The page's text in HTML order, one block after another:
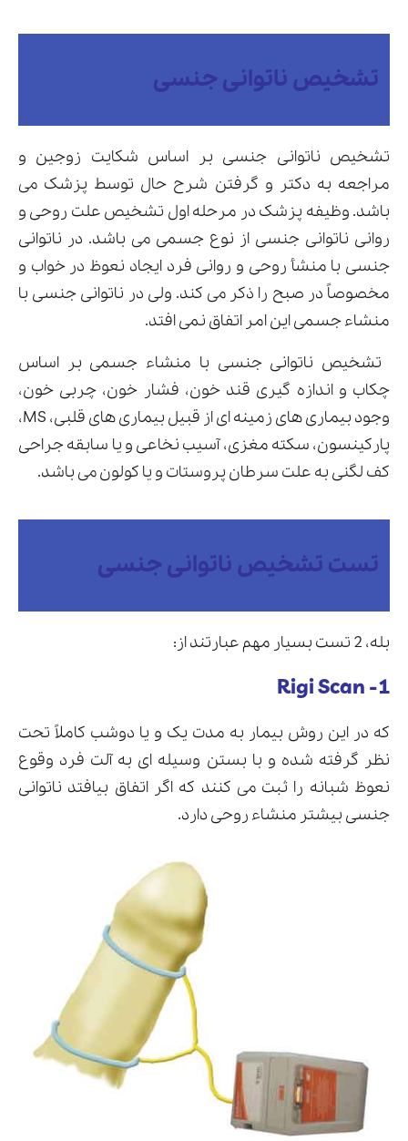
تشخیص ناتوانی جنسی
تشخیص ناتوانی جنسی بر اساس شکایت زوجین و
مراجعه به دکتر و گرفتن شرح حال توسط پزشک می
باشد. وظیفه پزشک در مرحله اول تشخیص علت روحی و
روانی ناتوانی جنسی از نوع جسمی می باشد. در ناتوانی
جنسی با منشأ روحی و روانی فرد ایجاد نعوظ در خواب و
مخصوصاً در صبح را ذکر می کند. ولی در ناتوانی جنسی با
منشاء جسمی این امر اتفاق نمی افتد.
تشخیص ناتوانی جنسی با منشاء جسمی بر اساس
چکاب و اندازه گیری قند خون، فشار خون، چربی خون،
وجود بیماری های زمینه ای از قبیل بیماری های قلبی، MS،
پارکینسون، سکته مغزی، آسیب نخاعی و یا سابقه جراحی
کف لگنی به علت سرطان پروستات و یا کولون می باشد.
تست تشخیص ناتوانی جنسی
بله، 2 تست بسیار مهم عبارتند از:
1- Rigi Scan
که در این روش بیمار به مدت یک و یا دوشب کاملاً تحت
نظر گرفته شده و با بستن وسیله ای به آلت فرد وقوع
نعوظ شبانه را ثبت می کنند که اگر اتفاق بیافتد ناتوانی
جنسی بیشتر منشاء روحی دارد.